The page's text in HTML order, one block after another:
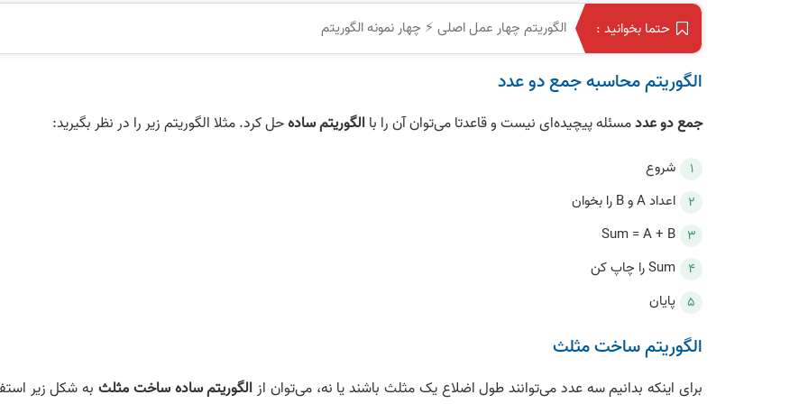
حتما بخوانید : الگوریتم چهار عمل اصلی ⚡️ چهار نمونه الگوریتم
الگوریتم محاسبه جمع دو عدد
جمع دو عددمسئله پیچیده‌ای نیست و قاعدتا می‌توان آن را باالگوریتم سادهحل کرد. مثلا الگوریتم زیر را در نظر بگیرید:
شروع
اعداد A و B را بخوان
Sum = A + B
Sum را چاپ کن
پایان
الگوریتم ساخت مثلث
برای اینکه بدانیم سه عدد می‌توانند طول اضلاع یک مثلث باشند یا نه، می‌توان ازالگوریتم ساده ساخت مثلث به شکل زیر